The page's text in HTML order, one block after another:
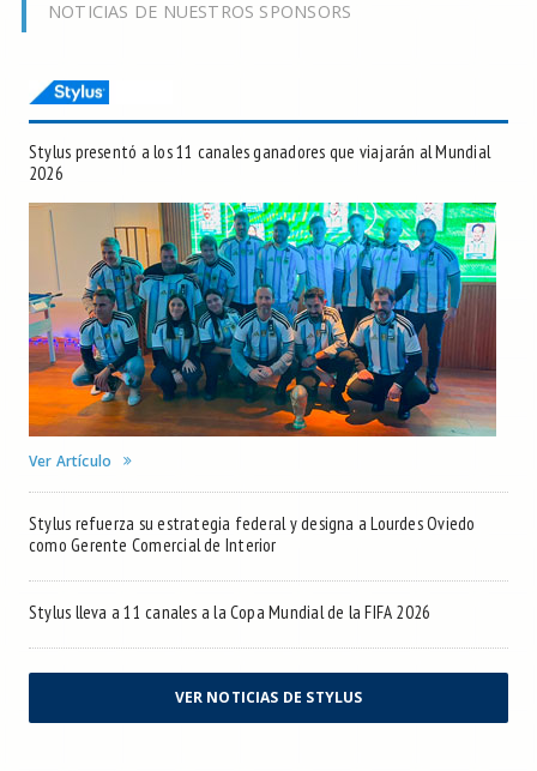
NOTICIAS DE NUESTROS SPONSORS
Stylus presentó a los 11 canales ganadores que viajarán al Mundial
2026
Ver Artículo
Stylus refuerza su estrategia federal y designa a Lourdes Oviedo
como Gerente Comercial de Interior
Stylus lleva a 11 canales a la Copa Mundial de la FIFA 2026
VER NOTICIAS DE STYLUS